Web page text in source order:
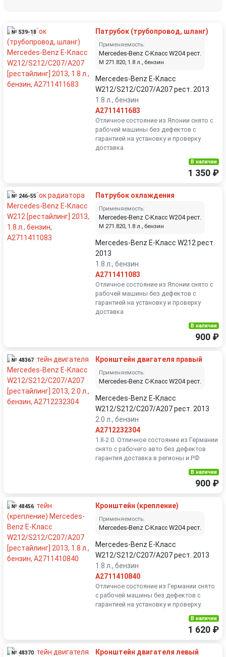
№ 539-18 Патрубок (трубопровод, шланг)
Применяемость:
Mercedes-Benz C-Класс W204 рест.
M 271.820, 1.8 л., бензин
Mercedes-Benz E-Класс
W212/S212/C207/A207 рест. 2013
1.8 л., бензин
A2711411683
Отличное состояние из Японии снято с
рабочей машины без дефектов с
гарантией на установку и проверку
доставка
В наличии
1 350 ₽
№ 246-55 Патрубок охлаждения
Применяемость:
Mercedes-Benz C-Класс W204 рест.
M 271.820, 1.8 л., бензин
Mercedes-Benz E-Класс W212 рест.
2013
1.8 л., бензин
A2711411083
Отличное состояние из Японии снято с
рабочей машины без дефектов с
гарантией на установку и проверку
доставка
В наличии
900 ₽
№ 48367 Кронштейн двигателя правый
Применяемость:
Mercedes-Benz C-Класс W204 рест.
Mercedes-Benz E-Класс
W212/S212/C207/A207 рест. 2013
2.0 л., бензин
A2712232304
1.8-2.0. Отличное состояние из Германии
снято с рабочего авто без дефектов
гарантия доставка в регионы и РФ
В наличии
900 ₽
№ 48456 Кронштейн (крепление)
Применяемость:
Mercedes-Benz C-Класс W204 рест.
Mercedes-Benz E-Класс
W212/S212/C207/A207 рест. 2013
1.8 л., бензин
A2711410840
Отличное состояние из Германии снято
с рабочей машины без дефектов с
гарантией на установку и проверку.
В наличии
1 620 ₽
№ 48370 Кронштейн двигателя левый